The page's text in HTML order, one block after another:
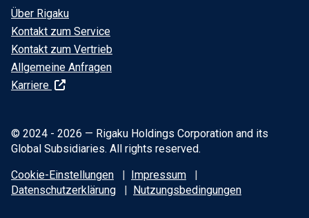
Über Rigaku
Kontakt zum Service
Kontakt zum Vertrieb
Allgemeine Anfragen
Karriere
© 2024 - 2026 — Rigaku Holdings Corporation and its
Global Subsidiaries. All rights reserved.
Cookie-Einstellungen
Impressum
Datenschutzerklärung
Nutzungsbedingungen